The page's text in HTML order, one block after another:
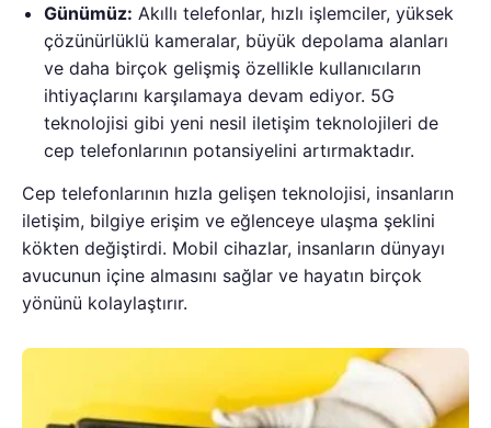
Günümüz: Akıllı telefonlar, hızlı işlemciler, yüksek
çözünürlüklü kameralar, büyük depolama alanları
ve daha birçok gelişmiş özellikle kullanıcıların
ihtiyaçlarını karşılamaya devam ediyor. 5G
teknolojisi gibi yeni nesil iletişim teknolojileri de
cep telefonlarının potansiyelini artırmaktadır.
Cep telefonlarının hızla gelişen teknolojisi, insanların
iletişim, bilgiye erişim ve eğlenceye ulaşma şeklini
kökten değiştirdi. Mobil cihazlar, insanların dünyayı
avucunun içine almasını sağlar ve hayatın birçok
yönünü kolaylaştırır.